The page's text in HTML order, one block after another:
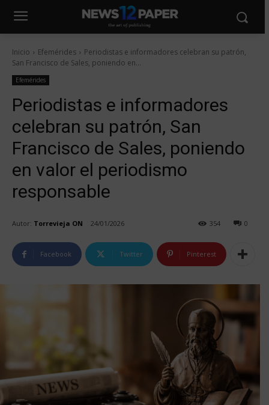
Inicio Efemérides
Periodistas e informadores celebran su patrón,
San Francisco de Sales, poniendo en...
Efemérides
Periodistas e informadores
celebran su patrón, San
Francisco de Sales, poniendo
en valor el periodismo
responsable
Autor: Torrevieja ON 24/01/2026 0
354
Facebook Twitter Pinterest